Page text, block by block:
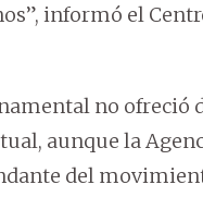
informó el
no ofreció
aunque la
del